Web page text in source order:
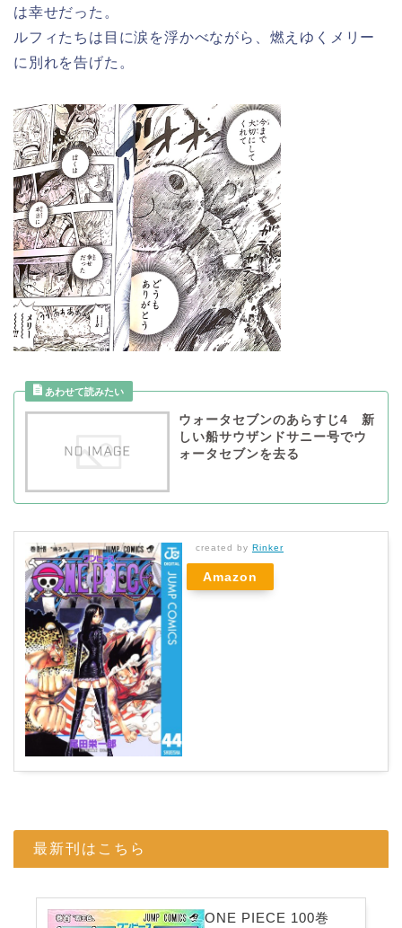
は幸せだった。
ルフィたちは目に涙を浮かべながら、燃えゆくメリー
に別れを告げた。
ウォータセブンのあらすじ4 新
しい船サウザンドサニー号でウ
ォータセブンを去る
created by Rinker
Amazon
最新刊はこちら
ONE PIECE 100巻